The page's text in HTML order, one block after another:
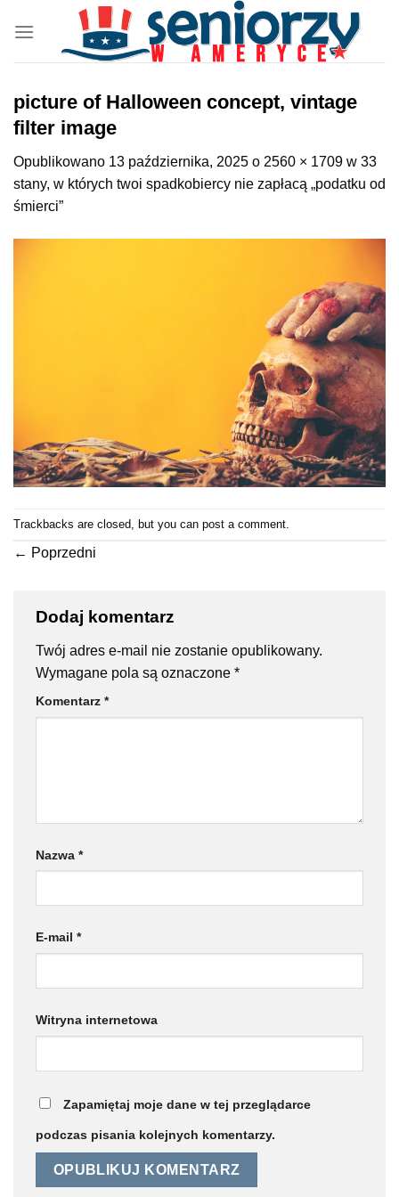
zawartości
picture of Halloween concept, vintage
filter image
Opublikowano 13 października, 2025 o 2560 × 1709 w 33
stany, w których twoi spadkobiercy nie zapłacą „podatku od
śmierci”
Trackbacks are closed, but you can post a comment
← Poprzedni
Dodaj komentarz
Twój adres e-mail nie zostanie opublikowany.
Wymagane pola są oznaczone *
Komentarz *
Nazwa *
E-mail *
Witryna internetowa
Zapamiętaj moje dane w tej przeglądarce
podczas pisania kolejnych komentarzy.